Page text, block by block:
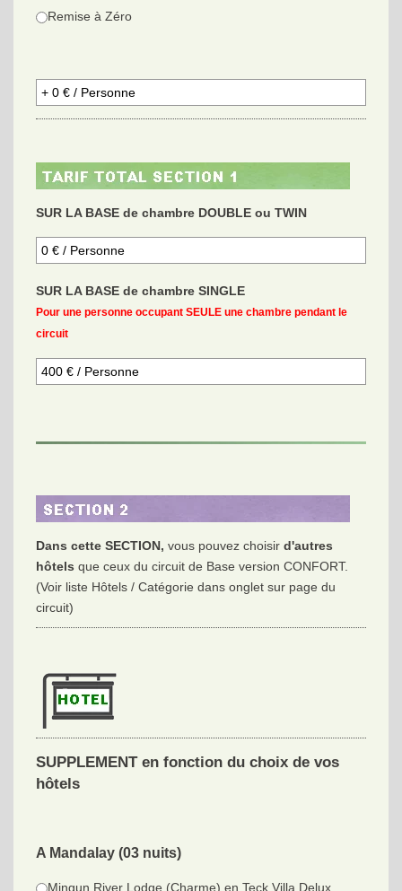
Remise à Zéro
SUR LA BASE de chambre DOUBLE ou TWIN
SUR LA BASE de chambre SINGLE
Pour une personne occupant SEULE une chambre pendant le
circuit
Dans cette SECTION, vous pouvez choisir d'autres
hôtels que ceux du circuit de Base version CONFORT.
(Voir liste Hôtels / Catégorie dans onglet sur page du
circuit)
SUPPLEMENT en fonction du choix de vos
hôtels
A Mandalay (03 nuits)
Mingun River Lodge (Charme) en Teck Villa Delux